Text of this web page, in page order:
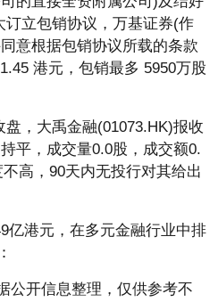
立包销协议，万基证券(作
意根据包销协议所载的条款
港元，包销最多 5950万股
盘，大禹金融(01073.HK)报收
平，成交量0.0股，成交额0.
高，90天内无投行对其给出
亿港元，在多元金融行业中排
公开信息整理，仅供参考不